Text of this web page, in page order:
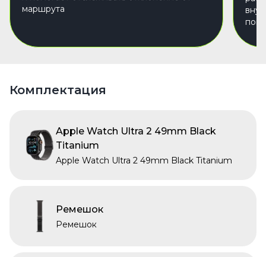
маршрута
Комплектация
Apple Watch Ultra 2 49mm Black
Titanium
Apple Watch Ultra 2 49mm Black Titanium
Ремешок
Ремешок